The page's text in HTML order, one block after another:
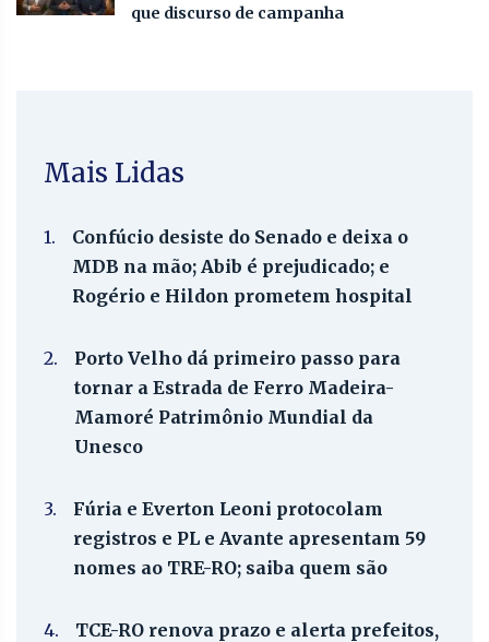
que discurso de campanha
Mais Lidas
1.
Confúcio desiste do Senado e deixa o
MDB na mão; Abib é prejudicado; e
Rogério e Hildon prometem hospital
2.
Porto Velho dá primeiro passo para
tornar a Estrada de Ferro Madeira-
Mamoré Patrimônio Mundial da
Unesco
3.
Fúria e Everton Leoni protocolam
registros e PL e Avante apresentam 59
nomes ao TRE-RO; saiba quem são
4.
TCE-RO renova prazo e alerta prefeitos,